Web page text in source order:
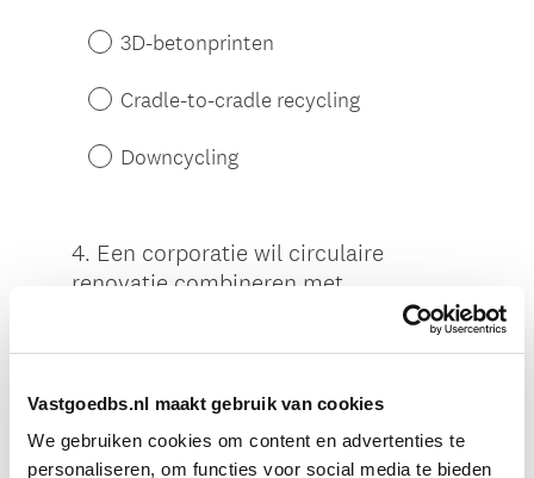
Vastgoedbs.nl maakt gebruik van cookies
We gebruiken cookies om content en advertenties te
personaliseren, om functies voor social media te bieden